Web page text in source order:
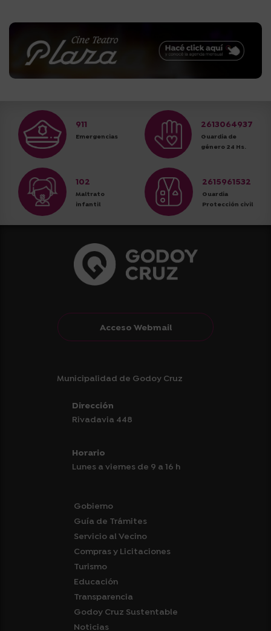
911
Emergencias
2613064937
Guardia de
género 24 Hs.
102
Maltrato
infantil
2615961532
Guardia
Protección civil
Acceso Webmail
Municipalidad de Godoy Cruz
Dirección
Rivadavia 448
Horario
Lunes a viernes de 9 a 16 h
Gobierno
Guía de Trámites
Servicio al Vecino
Compras y Licitaciones
Turismo
Educación
Transparencia
Godoy Cruz Sustentable
Noticias